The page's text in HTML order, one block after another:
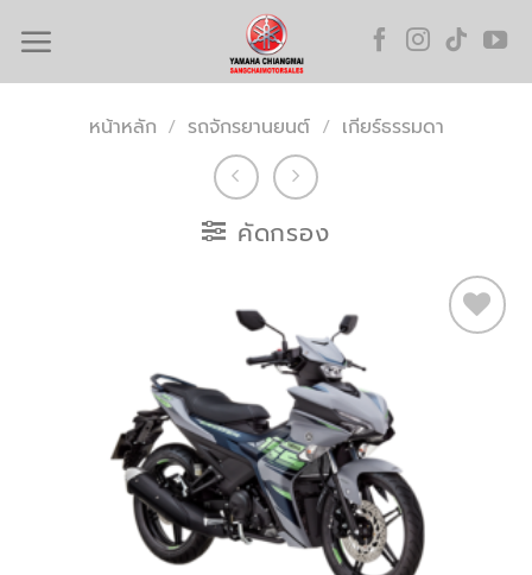
to
content
หน้าหลัก / รถจักรยานยนต์ / เกียร์ธรรมดา
คัดกรอง